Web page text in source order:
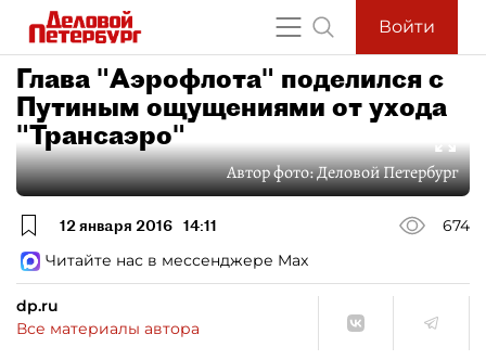
Войти
Глава "Аэрофлота" поделился с
Путиным ощущениями от ухода
"Трансаэро"
Автор фото:Деловой Петербург
12 января 2016 14:11
674
Читайте нас в мессенджере Max
dp.ru
Все материалы автора